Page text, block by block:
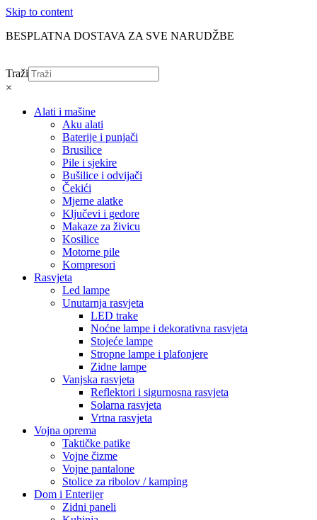
Skip to content
BESPLATNA DOSTAVA ZA SVE NARUDŽBE
Traži
×
Alati i mašine
Aku alati
Baterije i punjači
Brusilice
Pile i sjekire
Bušilice i odvijači
Čekići
Mjerne alatke
Ključevi i gedore
Makaze za živicu
Kosilice
Motorne pile
Kompresori
Rasvjeta
Led lampe
Unutarnja rasvjeta
LED trake
Noćne lampe i dekorativna rasvjeta
Stojeće lampe
Stropne lampe i plafonjere
Zidne lampe
Vanjska rasvjeta
Reflektori i sigurnosna rasvjeta
Solarna rasvjeta
Vrtna rasvjeta
Vojna oprema
Taktičke patike
Vojne čizme
Vojne pantalone
Stolice za ribolov / kamping
Dom i Enterijer
Zidni paneli